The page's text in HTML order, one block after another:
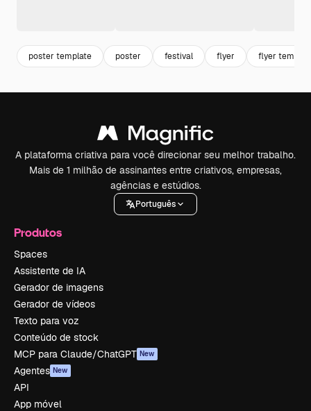
poster template poster festival flyer flyer
A plataforma criativa para você direcionar seu melhor trabalho.
Mais de 1 milhão de assinantes entre criativos, empresas,
agências e estúdios.
Português
Produtos
Spaces
Assistente de IA
Gerador de imagens
Gerador de vídeos
Texto para voz
Conteúdo de stock
MCP para Claude/ChatGPT New
Agentes New
API
App móvel